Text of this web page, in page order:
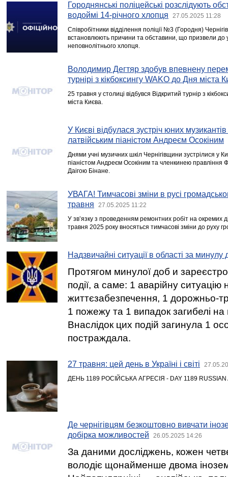
Городнянські поліцейські розслідують
водоймі 14-річного хлопця
27.05.2025 11:28
Співробітники відділення поліції №3 (Городня)
встановлюють причини та обставини, що призвели до
неповнолітнього хлопця.
Володимир Дегтяр здобув впевнену
турнірі з кікбоксингу WAKO до Дня міста
25 травня у столиці відбувся Відкритий турнір з
міста Києва.
У Києві відбулася зустріч юних
латвійським піаністом Андреєм Осокіним
Днями учні музичних шкіл Чернігівщини зустрілися у
піаністом Андреєм Осокіним та членкинею правління
Даігою Бінане.
УВАГА! Тимчасові зміни в русі
травня
27.05.2025 11:22
У зв’язку з проведенням ремонтних робіт на окремих
травня 2025 року вносяться тимчасові зміни до руху
Надзвичайні ситуації в області за минулу
Протягом минулої доб и
події, а саме: 1 аварійну
життєзабезпечення, 1 дорожньо-
1 пожежу та 1 випадок загибелі на
Внаслідок цих подій загинула 1
постраждала.
27 травня: цей день в Україні і світі
ДЕНЬ 1189 РОСІЙСЬКА АГРЕСІЯ - DAY 1189 RUSSIAN
Де чернігівцям безкоштовно вивчати
добірка можливостей
26.05.2025 14:26
За даними досліджень, кожен
володіє щонайменше двома